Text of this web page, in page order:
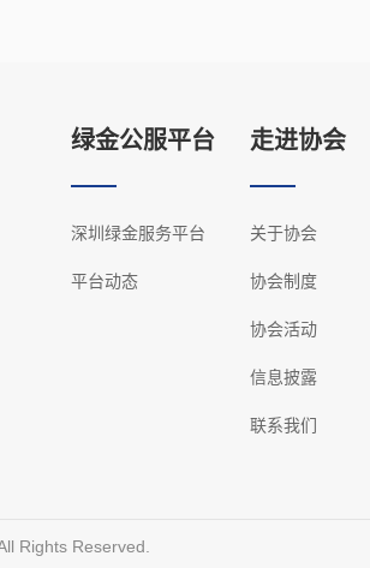
绿金公服平台
深圳绿金服务平台
平台动态
走进协会
关于协会
协会制度
协会活动
信息披露
联系我们
Rights Reserved.